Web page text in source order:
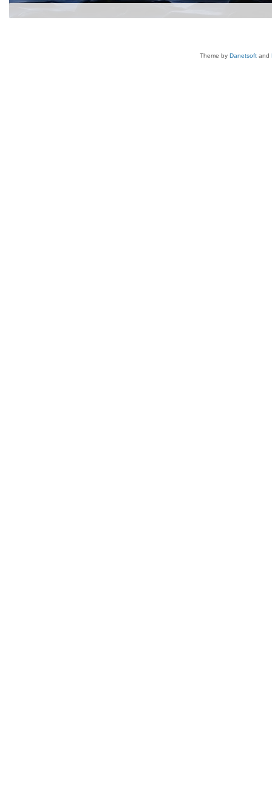
Theme by Danetsoft and